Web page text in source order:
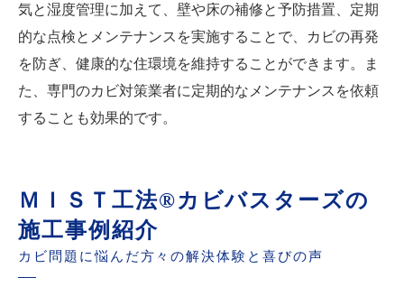
気と湿度管理に加えて、壁や床の補修と予防措置、定期
的な点検とメンテナンスを実施することで、カビの再発
を防ぎ、健康的な住環境を維持することができます。ま
た、専門のカビ対策業者に定期的なメンテナンスを依頼
することも効果的です。
ＭＩＳＴ工法®カビバスターズの
施工事例紹介
カビ問題に悩んだ方々の解決体験と喜びの声